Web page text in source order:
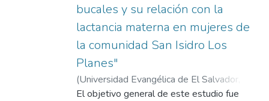
bucales y su relación con la
lactancia materna en mujeres de
la comunidad San Isidro Los
Planes"
(Universidad Evangélica de El Salvador,
2017-02) Rodríguez de Cáceres, Jossette
El objetivo general de este estudio fue